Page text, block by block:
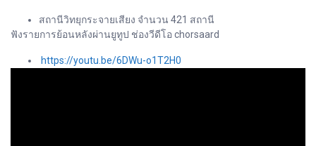
สถานีวิทยุกระจายเสียง จำนวน 421 สถานี
ฟังรายการย้อนหลังผ่านยูทูป ช่องวีดีโอ chorsaard
https://youtu.be/6DWu-o1T2H0